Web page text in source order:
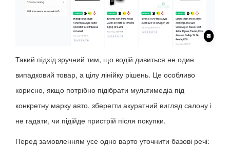
Такий підхід зручний тим, що водій дивиться не один
випадковий товар, а цілу лінійку рішень. Це особливо
корисно, якщо потрібно підібрати мультимедіа під
конкретну марку авто, зберегти акуратний вигляд салону і
не гадати, чи підійде пристрій після покупки.
Перед замовленням усе одно варто уточнити базові речі: